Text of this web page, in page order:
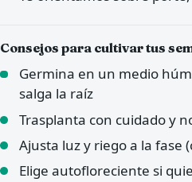
Consejos para cultivar tus
Germina en un medio
salga la raíz
Trasplanta con cuidado y
Ajusta luz y riego a la fase
Elige autofloreciente si